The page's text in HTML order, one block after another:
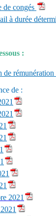
de congés
à durée
:
de
de :
2021